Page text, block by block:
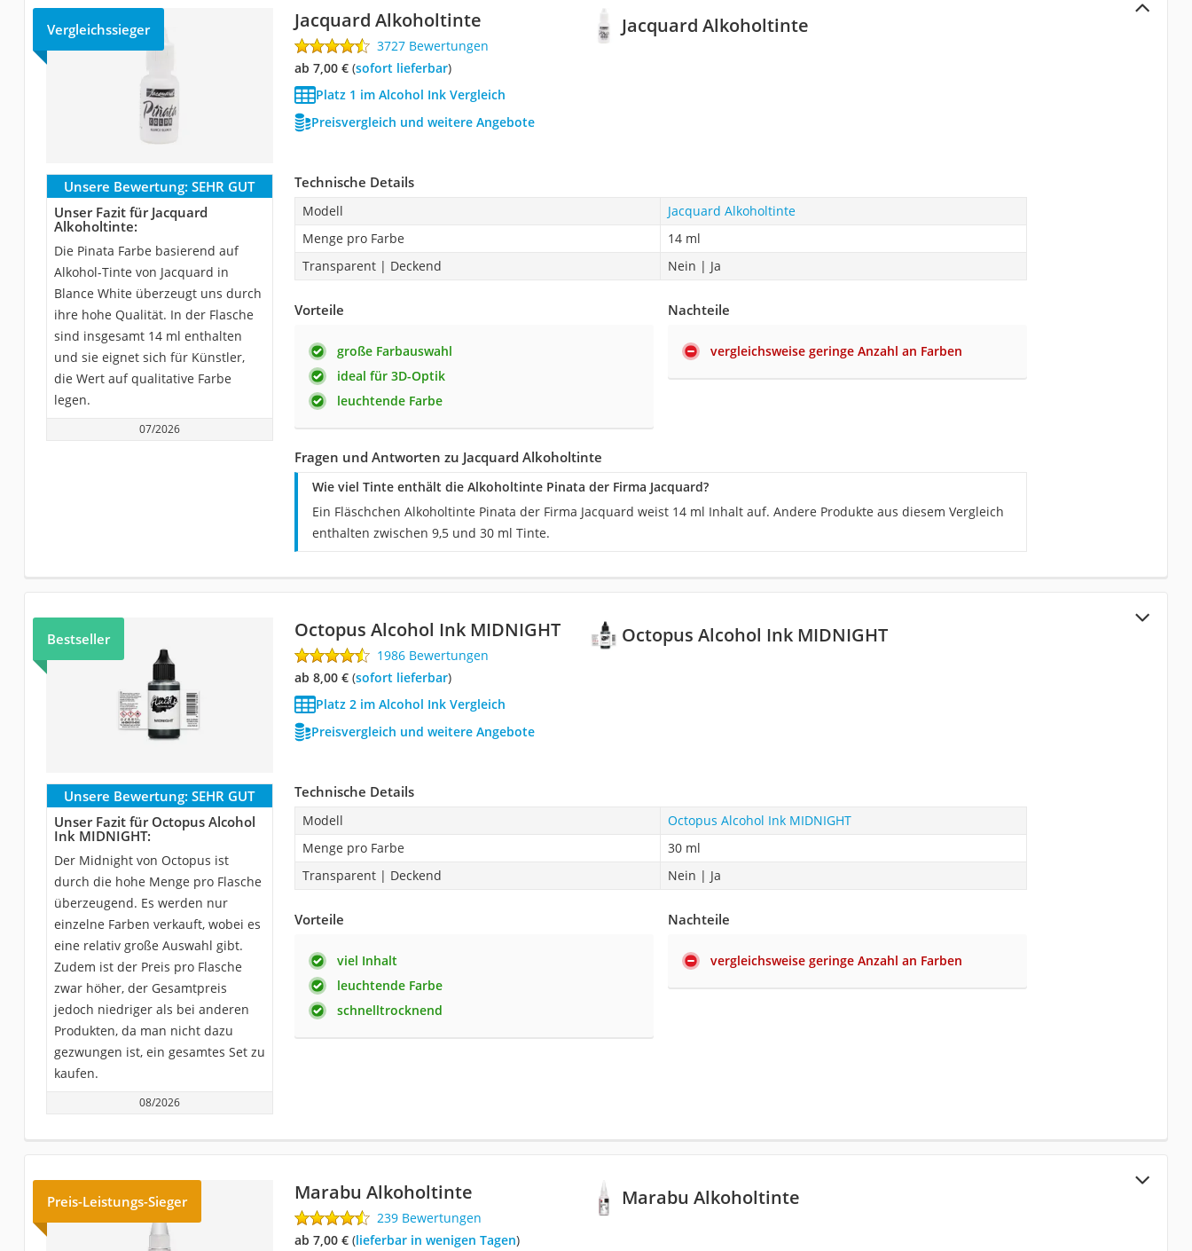
Jacquard Alkoholtinte
Vergleichssieger Jacquard Alkoholtinte
3727 Bewertungen
ab 7,00 €( Sofort lieferbar)
Platz 1 im Alcohol Ink Vergleich
Preisvergleich und weitere Angebote
Unsere Bewertung: SEHR GUT
Unser Fazit für Jacquard
Alkoholtinte:
Die Pinata Farbe basierend auf
Alkohol-Tinte von Jacquard in
Blance White überzeugt uns durch
ihre hohe Qualität. In der Flasche
sind insgesamt 14 ml enthalten
und sie eignet sich für Künstler,
die Wert auf qualitative Farbe
legen.
07/2026
Technische Details
Modell
Jacquard Alkoholtinte
Menge pro Farbe
14 ml
Transparent | Deckend
Nein | Ja
Vorteile
große Farbauswahl
ideal für 3D-Optik
leuchtende Farbe
Nachteile
vergleichsweise geringe Anzahl an Farben
Fragen und Antworten zu Jacquard Alkoholtinte
Wie viel Tinte enthält die Alkoholtinte Pinata der Firma Jacquard?
Ein Fläschchen Alkoholtinte Pinata der Firma Jacquard weist 14 ml Inhalt auf. Andere Produkte aus diesem Vergleich
enthalten zwischen 9,5 und 30 ml Tinte.
Octopus Alcohol Ink MIDNIGHT
Bestseller Octopus Alcohol Ink MIDNIGHT
1986 Bewertungen
ab 8,00 €( Sofort lieferbar)
Platz 2 im Alcohol Ink Vergleich
Preisvergleich und weitere Angebote
Unsere Bewertung: SEHR GUT
Unser Fazit für Octopus Alcohol
Ink MIDNIGHT:
Der Midnight von Octopus ist
durch die hohe Menge pro Flasche
überzeugend. Es werden nur
einzelne Farben verkauft, wobei es
eine relativ große Auswahl gibt.
Zudem ist der Preis pro Flasche
zwar höher, der Gesamtpreis
jedoch niedriger als bei anderen
Produkten, da man nicht dazu
gezwungen ist, ein gesamtes Set zu
kaufen.
08/2026
Technische Details
Modell
Octopus Alcohol Ink MIDNIGHT
Menge pro Farbe
30 ml
Transparent | Deckend
Nein | Ja
Vorteile
viel Inhalt
leuchtende Farbe
schnelltrocknend
Nachteile
vergleichsweise geringe Anzahl an Farben
Marabu Alkoholtinte
Preis-Leistungs-Sieger Marabu Alkoholtinte
239 Bewertungen
ab 7,00 €( Lieferbar in wenigen Tagen)